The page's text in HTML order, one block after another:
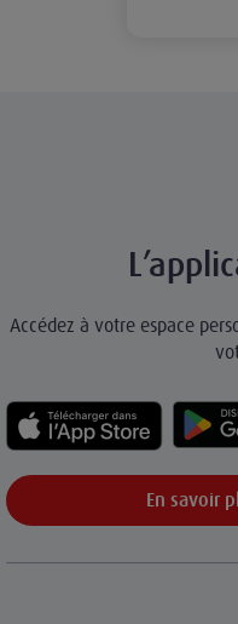
Accédez à votre espace
En savoir